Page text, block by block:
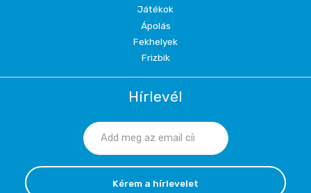
Játékok
Ápolás
Fekhelyek
Frizbik
Hírlevél
Kérem a hírlevelet